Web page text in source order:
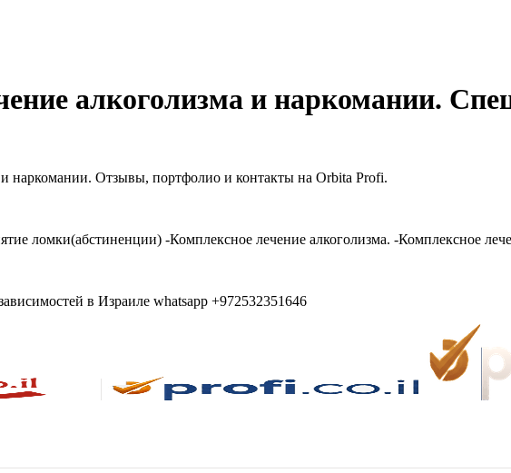
алкоголизма и наркомании.
наркомании. Отзывы, портфолио и контакты на Orbita Profi.
ломки(абстиненции) -Комплексное лечение алкоголизма. -Комплексное
в Израиле whatsapp +972532351646